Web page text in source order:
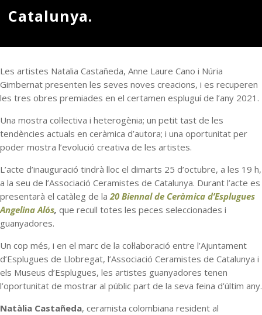
Catalunya.
Les artistes Natalia Castañeda, Anne Laure Cano i Núria
Gimbernat presenten les seves noves creacions, i es recuperen
les tres obres premiades en el certamen espluguí de l’any 2021.
Una mostra col·lectiva i heterogènia; un petit tast de les
tendències actuals en ceràmica d’autora; i una oportunitat per
poder mostra l’evolució creativa de les artistes.
L’acte d’inauguració tindrà lloc el dimarts 25 d’octubre, a les 19 h,
a la seu de l’Associació Ceramistes de Catalunya. Durant l’acte es
presentarà el catàleg de la 20 Biennal de Ceràmica d’Esplugues
Angelina Alós, que recull totes les peces seleccionades i
guanyadores.
Un cop més, i en el marc de la col·laboració entre l’Ajuntament
d’Esplugues de Llobregat, l’Associació Ceramistes de Catalunya i
els Museus d’Esplugues, les artistes guanyadores tenen
l’oportunitat de mostrar al públic part de la seva feina d’últim any.
Natàlia Castañeda, ceramista colombiana resident al